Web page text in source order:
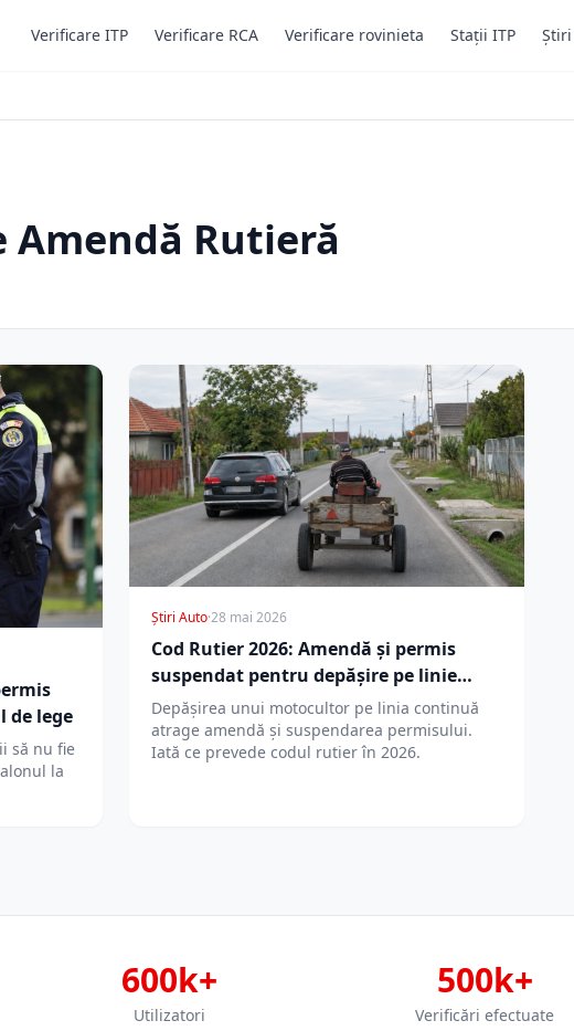
Verificare ITP Verificare RCA Verificare rovinieta Stații ITP
Rutieră
de lege
să nu fie
la
Știri Auto·28 mai 2026
Cod Rutier 2026: Amendă și permis
suspendat pentru depășire pe linie
continuă
Depășirea unui motocultor pe linia continuă
atrage amendă și suspendarea permisului.
Iată ce prevede codul rutier în 2026.
600k+
Utilizatori
500k+
Verificări efectuate